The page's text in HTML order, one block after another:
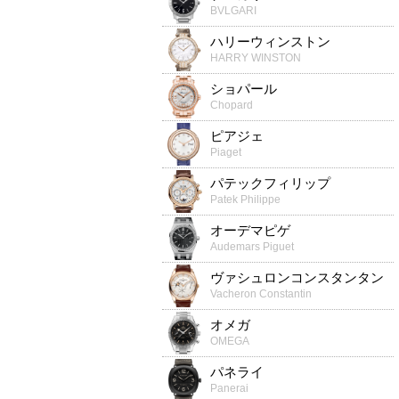
BVLGARI
ハリーウィンストン
HARRY WINSTON
ショパール
Chopard
ピアジェ
Piaget
パテックフィリップ
Patek Philippe
オーデマピゲ
Audemars Piguet
ヴァシュロンコンスタンタン
Vacheron Constantin
オメガ
OMEGA
パネライ
Panerai